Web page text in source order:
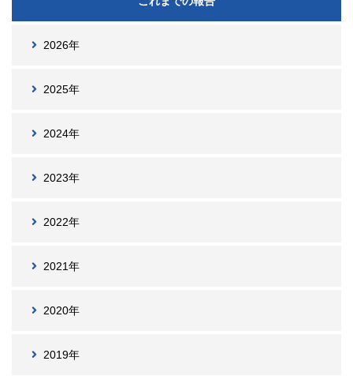
2026年
2025年
2024年
2023年
2022年
2021年
2020年
2019年